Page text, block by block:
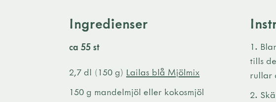
Ingredienser
ca 55 st
2,7 dl (150 g) Lailas blå Mjölmix
150 g mandelmjöl eller kokosmjöl
1.
tills
rullar
2.